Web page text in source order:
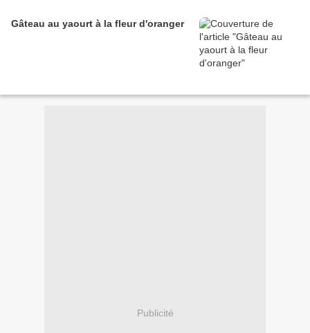
Gâteau au yaourt à la fleur d'oranger
Publicité